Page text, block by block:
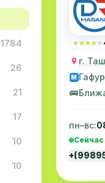
1784
26
21
17
10
10
★★★★★
★★★★★
г.
M
🚌
пн–вс: